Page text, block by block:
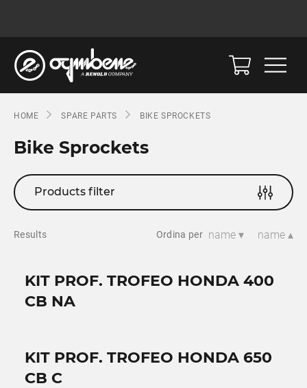
HOME SPARE PARTS BIKE SPROCKETS
Bike Sprockets
Products filter
Results Ordina per name ▾ name ▴
KIT PROF. TROFEO HONDA 400
CB NA
KIT PROF. TROFEO HONDA 650
CB C